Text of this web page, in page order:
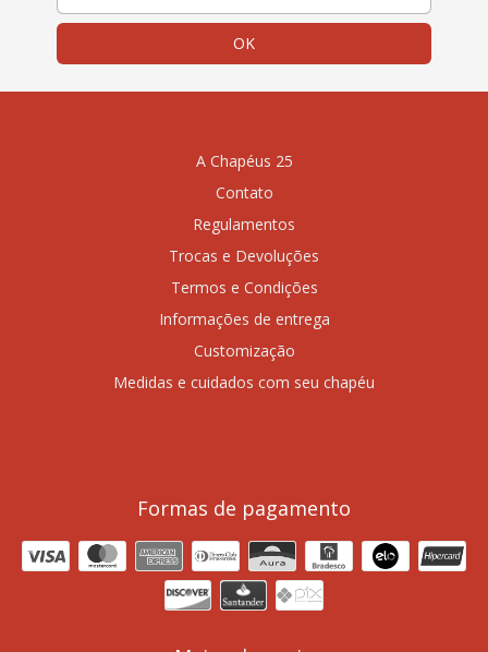
A Chapéus 25
Contato
Regulamentos
Trocas e Devoluções
Termos e Condições
Informações de entrega
Customização
Medidas e cuidados com seu chapéu
Formas de pagamento